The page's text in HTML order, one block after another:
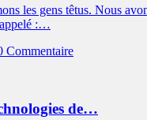
les gens têtus. Nous
appelé :…
Commentaire
de…